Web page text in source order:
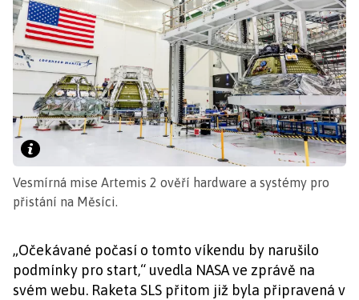
Vesmírná mise Artemis 2 ověří hardware a systémy pro
přistání na Měsíci.
„Očekávané počasí o tomto víkendu by narušilo
podmínky pro start,“ uvedla NASA ve zprávě na
svém webu. Raketa SLS přitom již byla připravená v